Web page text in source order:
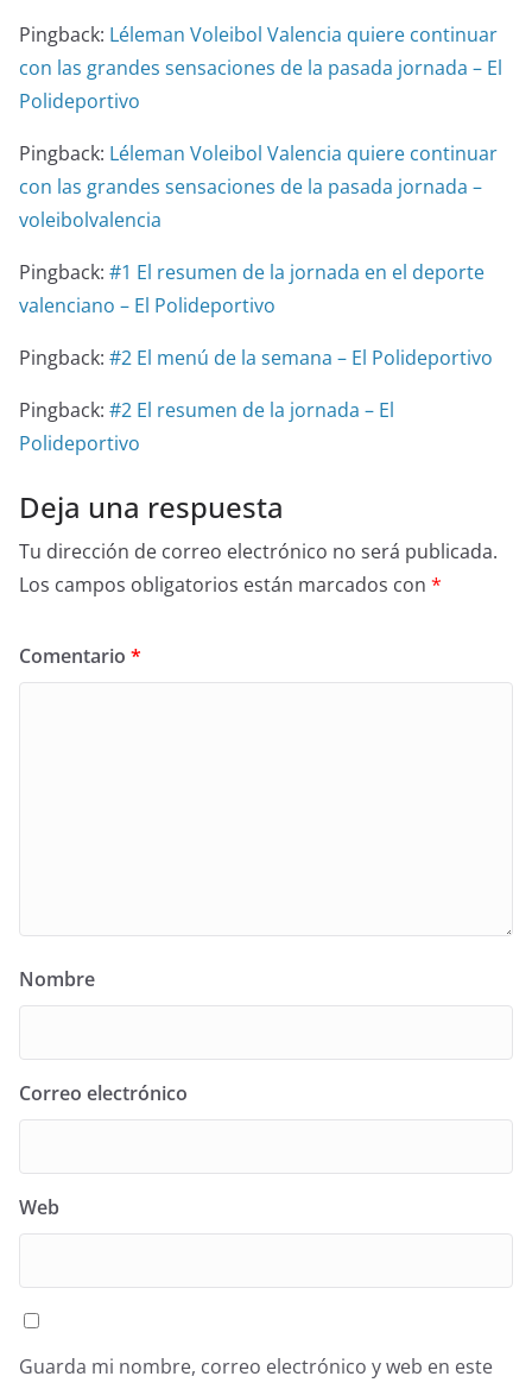
Pingback: Léleman Voleibol Valencia quiere continuar
con las grandes sensaciones de la pasada jornada – El
Polideportivo
Pingback: Léleman Voleibol Valencia quiere continuar
con las grandes sensaciones de la pasada jornada –
voleibolvalencia
Pingback: #1 El resumen de la jornada en el deporte
valenciano – El Polideportivo
Pingback: #2 El menú de la semana – El Polideportivo
Pingback: #2 El resumen de la jornada – El
Polideportivo
Deja una respuesta
Tu dirección de correo electrónico no será publicada.
Los campos obligatorios están marcados con *
Comentario *
Nombre
Correo electrónico
Web
Guarda mi nombre, correo electrónico y web en este